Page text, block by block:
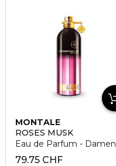
MONTALE
ROSES MUSK
Eau de Parfum - Damen
79.75 CHF